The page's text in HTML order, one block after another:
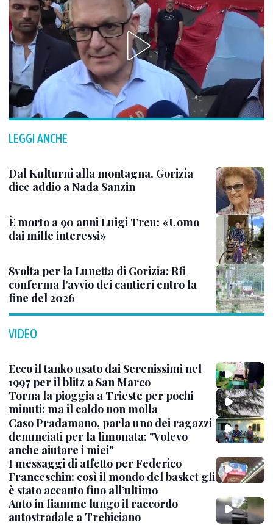
LEGGI ANCHE
Dal Kulturni alla montagna, Gorizia
dice addio a Nada Sanzin
È morto a 90 anni Luigi Treu: «Uomo
dai mille interessi»
Svolta per la Lunetta di Gorizia: Rfi
conferma l’avvio dei cantieri entro la
fine del 2026
VIDEO
Ecco il tanko usato dai Serenissimi nel
1997 per il blitz a San Marco
Torna la pioggia a Trieste per pochi
minuti: ma il caldo non molla
Caso Pradamano, parla uno dei ragazzi
denunciati per la limonata: "Volevo
anche aiutare i miei"
I messaggi di affetto per Federico
Franceschin: così il mondo del basket gli
è stato accanto fino all’ultimo
Auto in fiamme lungo il raccordo
autostradale a Trebiciano